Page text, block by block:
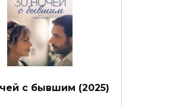
с бывшим (2025)